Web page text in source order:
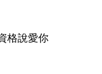
格說愛你